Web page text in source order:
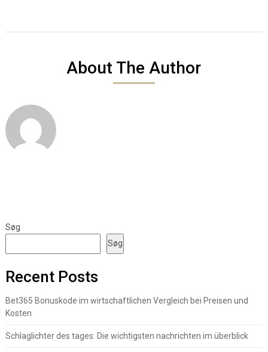
About The Author
Søg
Søg
Recent Posts
Bet365 Bonuskode im wirtschaftlichen Vergleich bei Preisen und
Kosten
Schlaglichter des tages: Die wichtigsten nachrichten im überblick